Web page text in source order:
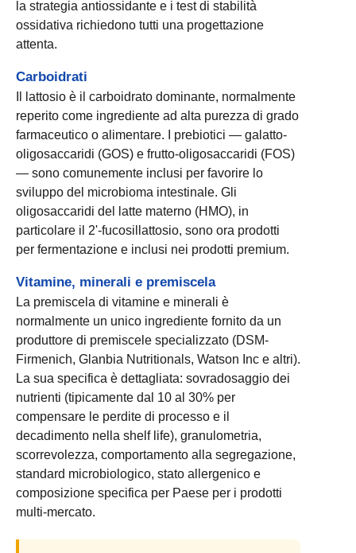
la strategia antiossidante e i test di stabilità
ossidativa richiedono tutti una progettazione
attenta.
Carboidrati
Il lattosio è il carboidrato dominante, normalmente
reperito come ingrediente ad alta purezza di grado
farmaceutico o alimentare. I prebiotici — galatto-
oligosaccaridi (GOS) e frutto-oligosaccaridi (FOS)
— sono comunemente inclusi per favorire lo
sviluppo del microbioma intestinale. Gli
oligosaccaridi del latte materno (HMO), in
particolare il 2'-fucosillattosio, sono ora prodotti
per fermentazione e inclusi nei prodotti premium.
Vitamine, minerali e premiscela
La premiscela di vitamine e minerali è
normalmente un unico ingrediente fornito da un
produttore di premiscele specializzato (DSM-
Firmenich, Glanbia Nutritionals, Watson Inc e altri).
La sua specifica è dettagliata: sovradosaggio dei
nutrienti (tipicamente dal 10 al 30% per
compensare le perdite di processo e il
decadimento nella shelf life), granulometria,
scorrevolezza, comportamento alla segregazione,
standard microbiologico, stato allergenico e
composizione specifica per Paese per i prodotti
multi-mercato.